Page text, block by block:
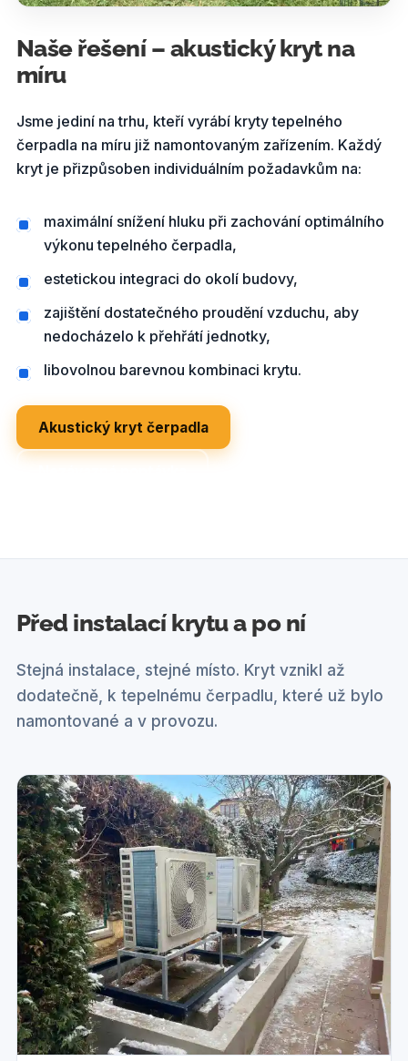
Naše řešení – akustický kryt na
míru
Jsme jediní na trhu, kteří vyrábí kryty tepelného
čerpadla na míru již namontovaným zařízením. Každý
kryt je přizpůsoben individuálním požadavkům na:
maximální snížení hluku při zachování optimálního
výkonu tepelného čerpadla,
estetickou integraci do okolí budovy,
zajištění dostatečného proudění vzduchu, aby
nedocházelo k přehřátí jednotky,
libovolnou barevnou kombinaci krytu.
Akustický kryt čerpadla
Před instalací krytu a po ní
Stejná instalace, stejné místo. Kryt vznikl až
dodatečně, k tepelnému čerpadlu, které už bylo
namontované a v provozu.